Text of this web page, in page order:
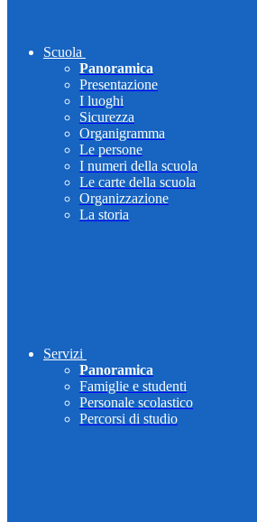
Scuola
Panoramica
Presentazione
I luoghi
Sicurezza
Organigramma
Le persone
I numeri della scuola
Le carte della scuola
Organizzazione
La storia
Servizi
Panoramica
Famiglie e studenti
Personale scolastico
Percorsi di studio